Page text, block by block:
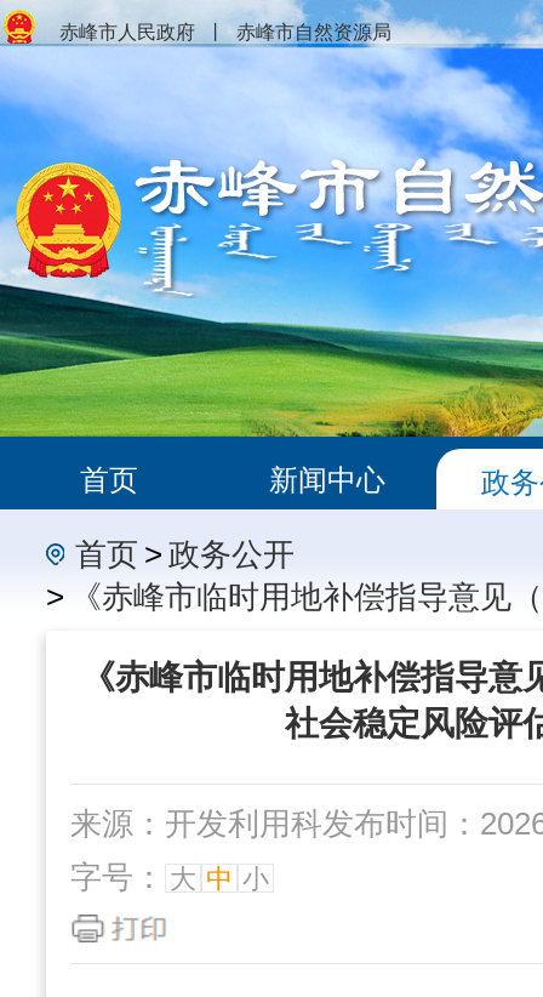
赤峰市人民政府 赤峰市自然资源局
首页 新闻中心 政
首页 > 政务公开
>
《赤峰市临时用地补偿指导意见
《赤峰市临时用地补偿指导
社会稳定风险评
来源：开发利用科发布时间：
字号：
大 中 小